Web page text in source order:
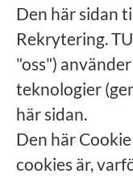
Den här sidan
Rekrytering.
"oss")
teknologier
här sidan.
Den här
cookies är,